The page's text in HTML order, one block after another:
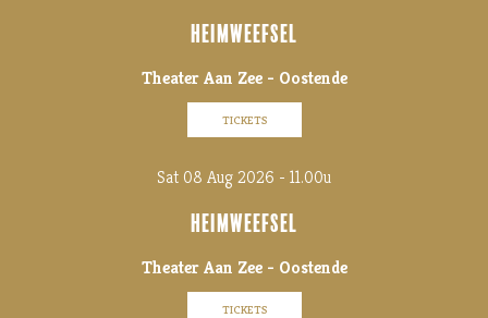
HEIMWEEFSEL
Theater Aan Zee - Oostende
TICKETS
Sat 08 Aug 2026 - 11.00u
HEIMWEEFSEL
Theater Aan Zee - Oostende
TICKETS